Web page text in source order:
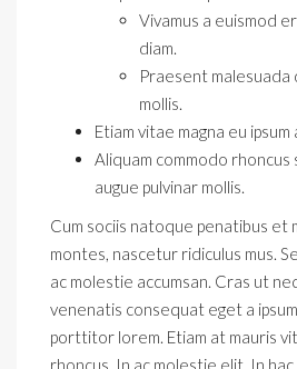
Vivamus a euismod
diam.
Praesent
mollis.
Etiam vitae magna eu ipsum
Aliquam commodo
augue pulvinar mollis.
Cum sociis natoque penatibus et
montes, nascetur ridiculus mus.
ac molestie accumsan. Cras ut
venenatis consequat eget a
porttitor lorem. Etiam at mauris
rhoncus. In ac molestie elit. In